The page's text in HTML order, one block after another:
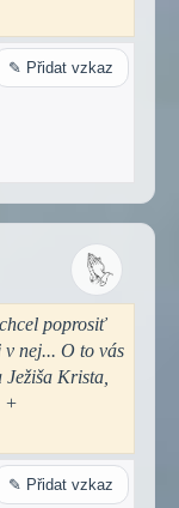
✎ Přidat vzkaz
poprosiť
nej... O to vás
Krista,
+
✎ Přidat vzkaz